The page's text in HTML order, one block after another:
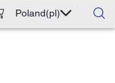
Poland(pl)